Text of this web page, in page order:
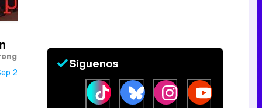
2016
Síguenos